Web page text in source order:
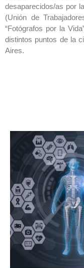
desaparecidos/as por
(Unión de
“Fotógrafos por la
distintos puntos de la
Aires.